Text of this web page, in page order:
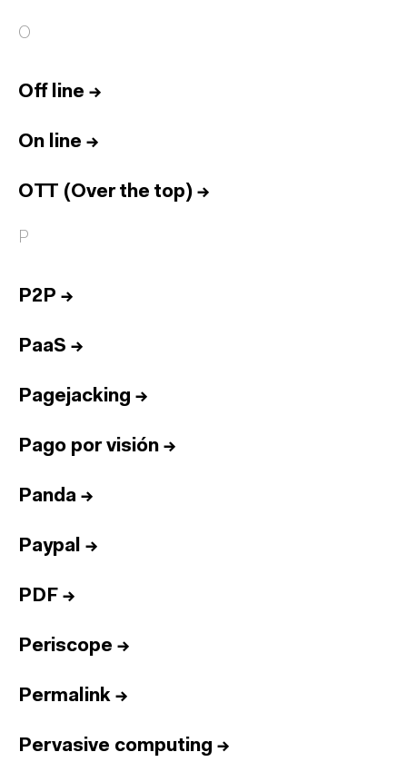
O
Off line →
On line →
OTT (Over the top) →
P
P2P →
PaaS →
Pagejacking →
Pago por visión →
Panda →
Paypal →
PDF →
Periscope →
Permalink →
Pervasive computing →